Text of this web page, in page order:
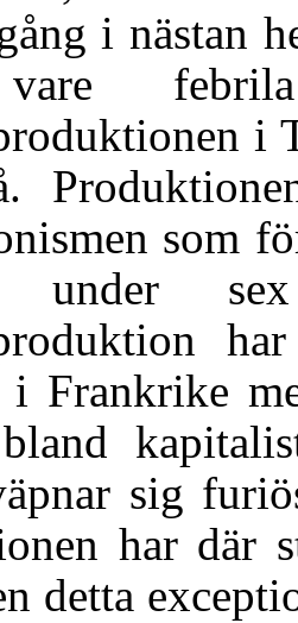
i nästan
febrila
i
som
under
i Frankrike
sig
har där
detta